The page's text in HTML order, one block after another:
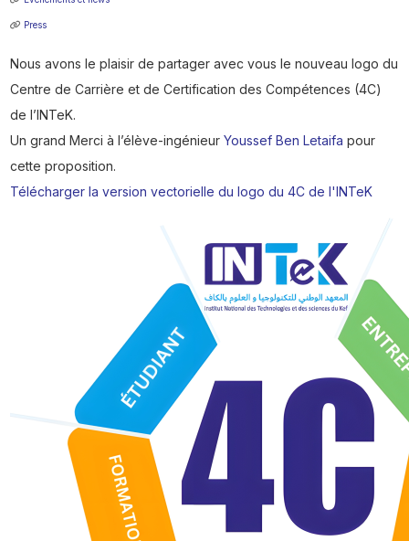
Press
Nous avons le plaisir de partager avec vous le nouveau logo du
Centre de Carrière et de Certification des Compétences (4C)
de l’INTeK.
Un grand Merci à l’élève-ingénieur Youssef Ben Letaifa pour
cette proposition.
Télécharger la version vectorielle du logo du 4C de l'INTeK